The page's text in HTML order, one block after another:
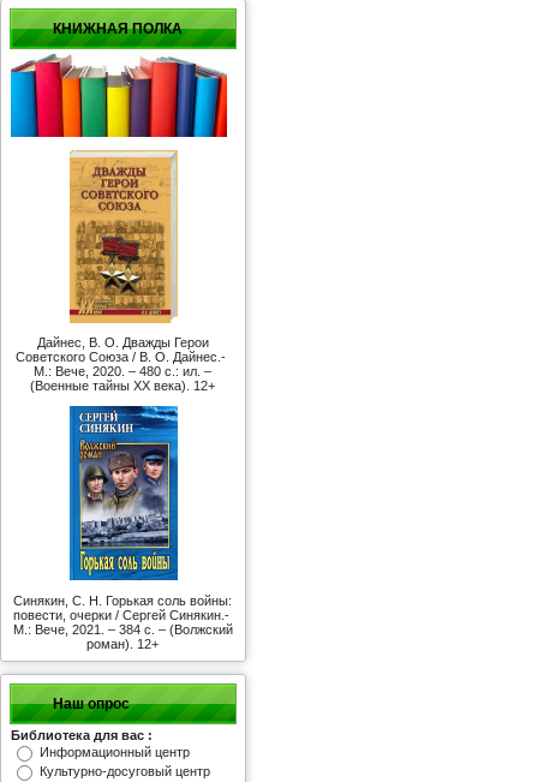
КНИЖНАЯ ПОЛКА
Дайнес, В. О. Дважды Герои
Советского Союза / В. О. Дайнес.-
М.: Вече, 2020. – 480 с.: ил. –
(Военные тайны ХХ века). 12+
Синякин, С. Н. Горькая соль войны:
повести, очерки / Сергей Синякин.-
М.: Вече, 2021. – 384 с. – (Волжский
роман). 12+
Наш опрос
Библиотека для вас :
Информационный центр
Культурно-досуговый центр